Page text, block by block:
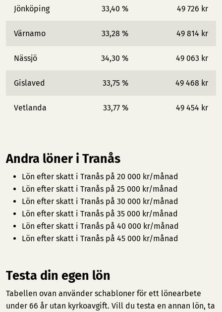
Jönköping 33,40 % 49 726 kr
Värnamo 33,28 % 49 814 kr
Nässjö 34,30 % 49 063 kr
Gislaved 33,75 % 49 468 kr
Vetlanda 33,77 % 49 454 kr
Andra löner i Tranås
Lön efter skatt i Tranås på 20 000 kr/månad
Lön efter skatt i Tranås på 25 000 kr/månad
Lön efter skatt i Tranås på 30 000 kr/månad
Lön efter skatt i Tranås på 35 000 kr/månad
Lön efter skatt i Tranås på 40 000 kr/månad
Lön efter skatt i Tranås på 45 000 kr/månad
Testa din egen lön
Tabellen ovan använder schabloner för ett lönearbete
under 66 år utan kyrkoavgift. Vill du testa en annan lön, ta